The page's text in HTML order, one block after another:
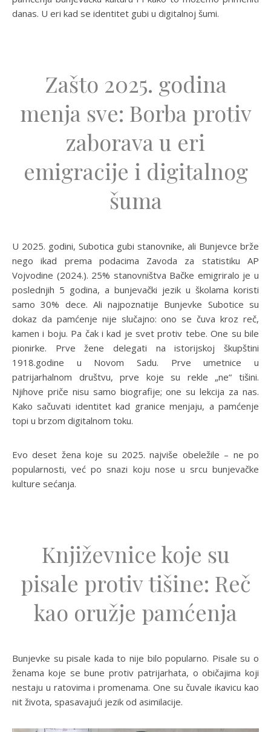
danas. U eri kad se identitet gubi u digitalnoj šumi.
Zašto 2025. godina
menja sve: Borba protiv
zaborava u eri
emigracije i digitalnog
šuma
U 2025. godini, Subotica gubi stanovnike, ali Bunjevce brže
nego ikad prema podacima Zavoda za statistiku AP
Vojvodine (2024.). 25% stanovništva Bačke emigriralo je u
poslednjih 5 godina, a bunjevački jezik u školama koristi
samo 30% dece. Ali najpoznatije Bunjevke Subotice su
dokaz da pamćenje nije slučajno: ono se čuva kroz reč,
kamen i boju. Pa čak i kad je svet protiv tebe. One su bile
pionirke. Prve žene delegati na istorijskoj škupštini
1918.godine u Novom Sadu. Prve umetnice u
patrijarhalnom društvu, prve koje su rekle „ne“ tišini.
Njihove priče nisu samo biografije; one su lekcija za nas.
Kako sačuvati identitet kad granice menjaju, a pamćenje
topi u brzom digitalnom toku.
Evo deset žena koje su 2025. najviše obeležile – ne po
popularnosti, već po snazi koju nose u srcu bunjevačke
kulture sećanja.
Književnice koje su
pisale protiv tišine: Reč
kao oružje pamćenja
Bunjevke su pisale kada to nije bilo popularno. Pisale su o
ženama koje se bune protiv patrijarhata, o običajima koji
nestaju u ratovima i promenama. One su čuvale ikavicu kao
nit života, spasavajući jezik od asimilacije.